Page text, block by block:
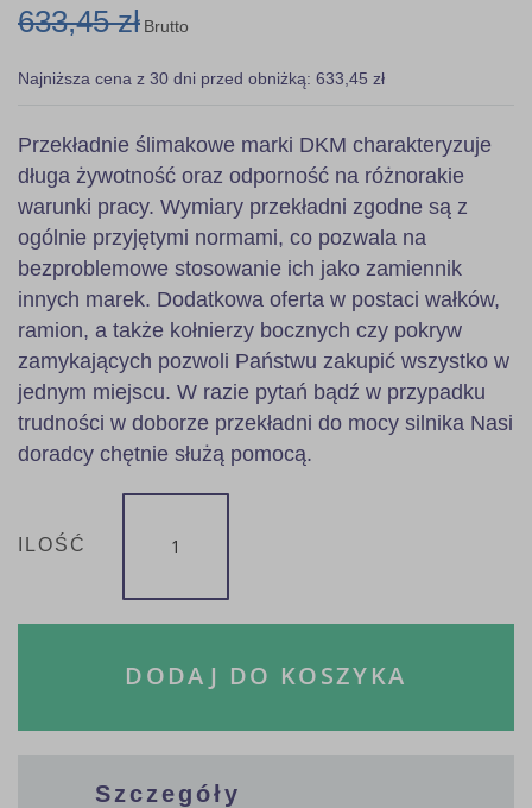
633,45 zł Brutto
Najniższa cena z 30 dni przed obniżką: 633,45 zł
Przekładnie ślimakowe marki DKM charakteryzuje
długa żywotność oraz odporność na różnorakie
warunki pracy. Wymiary przekładni zgodne są z
ogólnie przyjętymi normami, co pozwala na
bezproblemowe stosowanie ich jako zamiennik
innych marek. Dodatkowa oferta w postaci wałków,
ramion, a także kołnierzy bocznych czy pokryw
zamykających pozwoli Państwu zakupić wszystko w
jednym miejscu. W razie pytań bądź w przypadku
trudności w doborze przekładni do mocy silnika Nasi
doradcy chętnie służą pomocą.
ILOŚĆ
DODAJ DO KOSZYKA
Szczegóły